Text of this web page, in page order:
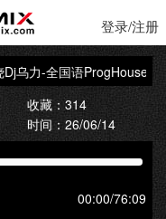
登录/注册
乌力-全国语ProgHouse音
收藏：314
时间：26/06/14
00:00/76:09